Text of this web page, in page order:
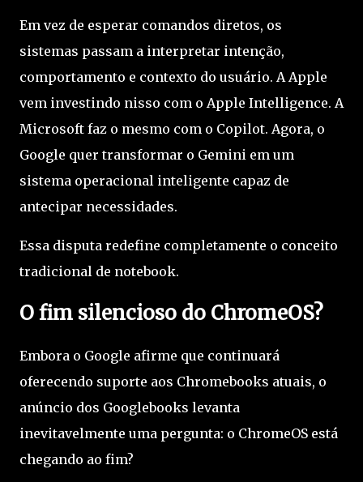
Em vez de esperar comandos diretos, os
sistemas passam a interpretar intenção,
comportamento e contexto do usuário. A Apple
vem investindo nisso com o Apple Intelligence. A
Microsoft faz o mesmo com o Copilot. Agora, o
Google quer transformar o Gemini em um
sistema operacional inteligente capaz de
antecipar necessidades.
Essa disputa redefine completamente o conceito
tradicional de notebook.
O fim silencioso do ChromeOS?
Embora o Google afirme que continuará
oferecendo suporte aos Chromebooks atuais, o
anúncio dos Googlebooks levanta
inevitavelmente uma pergunta: o ChromeOS está
chegando ao fim?